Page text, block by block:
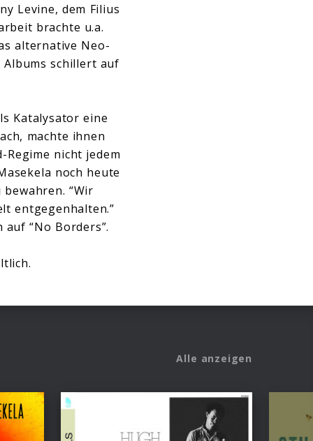
Levine, dem Filius
brachte u.a.
alternative Neo-
Albums schillert auf
Katalysator eine
machte ihnen
nicht jedem
noch heute
“Wir
entgegenhalten.”
“No Borders”.
Alle anzeigen